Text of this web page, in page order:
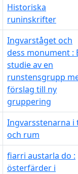
Historiska
runinskrifter
Ingvarståget och
dess monument :
studie av en
runstensgrupp
förslag till ny
gruppering
Ingvarsstenarna i
och rum
fiarri austarla do :
österfärder i